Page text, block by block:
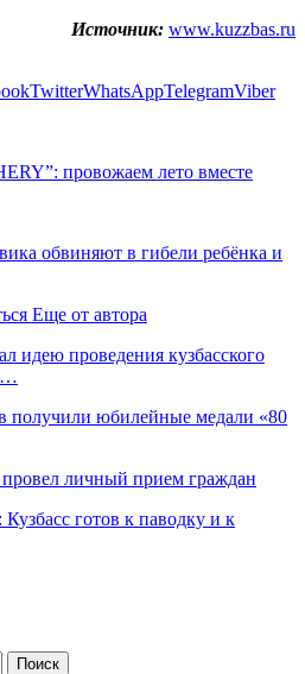
Источник: www.kuzzbas.ru
TwitterWhatsAppTelegramViber
провожаем лето вместе
обвиняют в гибели ребёнка и
Еще от автора
идею проведения кузбасского
получили юбилейные медали «80
личный прием граждан
готов к паводку и к